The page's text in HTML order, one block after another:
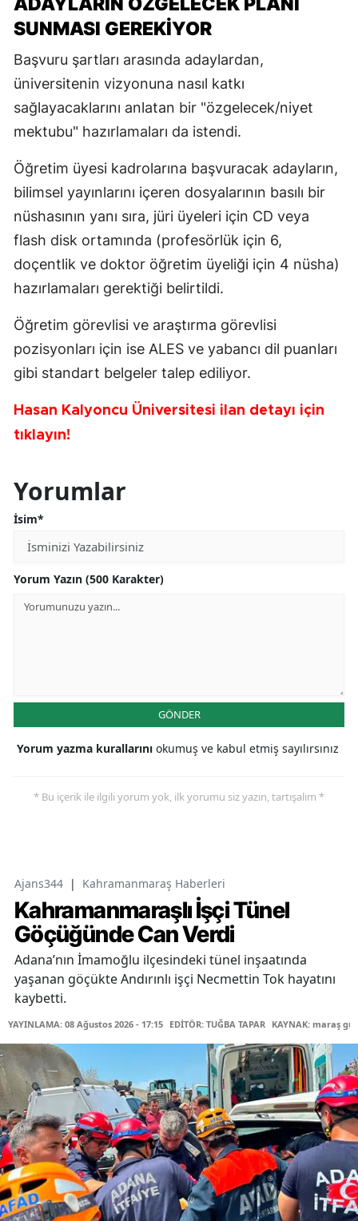
SUNMASI GEREKİYOR
Başvuru şartları arasında adaylardan,
üniversitenin vizyonuna nasıl katkı
sağlayacaklarını anlatan bir "özgelecek/niyet
mektubu" hazırlamaları da istendi.
Öğretim üyesi kadrolarına başvuracak adayların,
bilimsel yayınlarını içeren dosyalarının basılı bir
nüshasının yanı sıra, jüri üyeleri için CD veya
flash disk ortamında (profesörlük için 6,
doçentlik ve doktor öğretim üyeliği için 4 nüsha)
hazırlamaları gerektiği belirtildi.
Öğretim görevlisi ve araştırma görevlisi
pozisyonları için ise ALES ve yabancı dil puanları
gibi standart belgeler talep ediliyor.
Hasan Kalyoncu Üniversitesi ilan detayı için
tıklayın!
Yorumlar
İsim*
Yorum Yazın (500 Karakter)
GÖNDER
Yorum yazma kurallarını okumuş ve kabul etmiş sayılırsınız
* Bu içerik ile ilgili yorum yok, ilk yorumu siz yazın, tartışalım *
Ajans344 | Kahramanmaraş Haberleri
Kahramanmaraşlı İşçi Tünel
Göçüğünde Can Verdi
Adana’nın İmamoğlu ilçesindeki tünel inşaatında
yaşanan göçükte Andırınlı işçi Necmettin Tok hayatını
kaybetti.
YAYINLAMA: 08 Ağustos 2026 - 17:15 EDİTÖR: TUĞBA TAPAR KAYNAK: maraş